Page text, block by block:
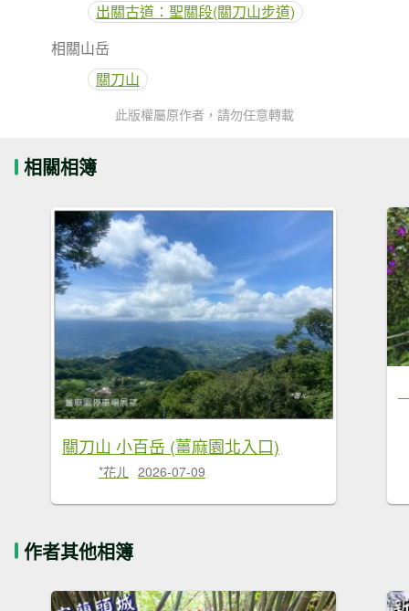
出關古道：聖關段(關刀山步道)
相關山岳
關刀山
此版權屬原作者，請勿任意轉載
相關相簿
關刀山 小百岳 (薑麻園北入口)
*花ㄦ 2026-07-09
作者其他相簿